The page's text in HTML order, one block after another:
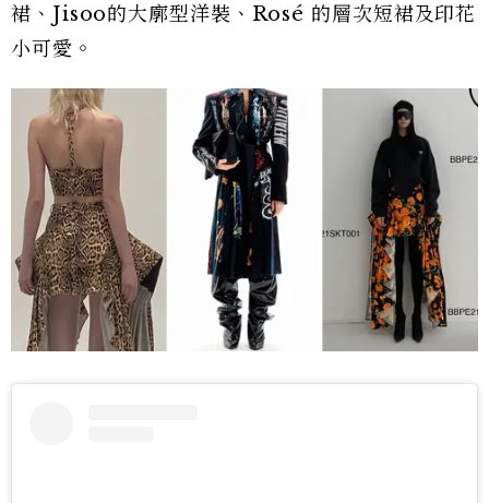
裙、Jisoo的大廓型洋裝、Rosé 的層次短裙及印花
小可愛。